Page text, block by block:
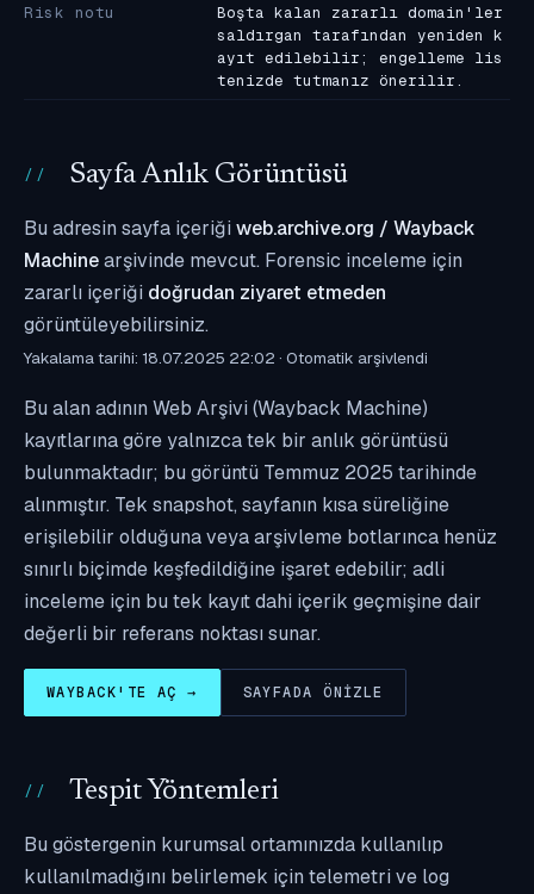
Risk notu
Boşta kalan zararlı domain'ler
saldırgan tarafından yeniden k
ayıt edilebilir; engelleme lis
tenizde tutmanız önerilir.
Sayfa Anlık Görüntüsü
Bu adresin sayfa içeriği web.archive.org / Wayback
Machinearşivinde mevcut. Forensic inceleme için
zararlı içeriği doğrudan ziyaret etmeden
görüntüleyebilirsiniz.
Yakalama tarihi: 18.07.2025 22:02 · Otomatik arşivlendi
Bu alan adının Web Arşivi (Wayback Machine)
kayıtlarına göre yalnızca tek bir anlık görüntüsü
bulunmaktadır; bu görüntü Temmuz 2025 tarihinde
alınmıştır. Tek snapshot, sayfanın kısa süreliğine
erişilebilir olduğuna veya arşivleme botlarınca henüz
sınırlı biçimde keşfedildiğine işaret edebilir; adli
inceleme için bu tek kayıt dahi içerik geçmişine dair
değerli bir referans noktası sunar.
WAYBACK'TE AÇ → SAYFADA ÖNIZLE
Tespit Yöntemleri
Bu göstergenin kurumsal ortamınızda kullanılıp
kullanılmadığını belirlemek için telemetri ve log